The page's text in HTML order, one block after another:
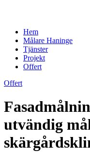
Hem
Målare Haninge
Tjänster
Projekt
Offert
Offert
utvändig